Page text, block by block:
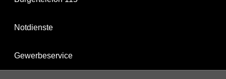
Notdienste
Gewerbeservice